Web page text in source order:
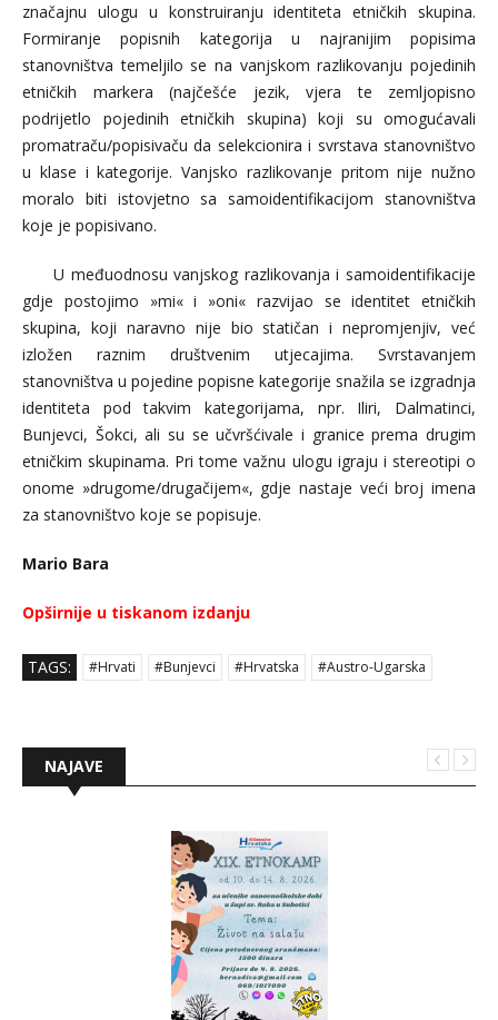
značajnu ulogu u konstruiranju identiteta etničkih skupina.
Formiranje popisnih kategorija u najranijim popisima
stanovništva temeljilo se na vanjskom razlikovanju pojedinih
etničkih markera (najčešće jezik, vjera te zemljopisno
podrijetlo pojedinih etničkih skupina) koji su omogućavali
promatraču/popisivaču da selekcionira i svrstava stanovništvo
u klase i kategorije. Vanjsko razlikovanje pritom nije nužno
moralo biti istovjetno sa samoidentifikacijom stanovništva
koje je popisivano.
U međuodnosu vanjskog razlikovanja i samoidentifikacije
gdje postojimo »mi« i »oni« razvijao se identitet etničkih
skupina, koji naravno nije bio statičan i nepromjenjiv, već
izložen raznim društvenim utjecajima. Svrstavanjem
stanovništva u pojedine popisne kategorije snažila se izgradnja
identiteta pod takvim kategorijama, npr. Iliri, Dalmatinci,
Bunjevci, Šokci, ali su se učvršćivale i granice prema drugim
etničkim skupinama. Pri tome važnu ulogu igraju i stereotipi o
onome »drugome/drugačijem«, gdje nastaje veći broj imena
za stanovništvo koje se popisuje.
Mario Bara
Opširnije u tiskanom izdanju
TAGS: #Hrvati #Bunjevci #Hrvatska #Austro-Ugarska
NAJAVE